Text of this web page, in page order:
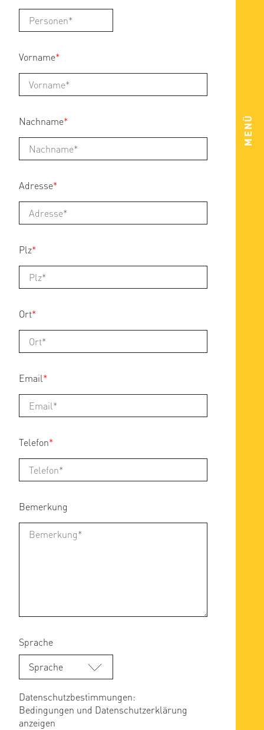
MENÜ
Vorname*
Nachname*
Adresse*
Plz*
Ort*
Email*
Telefon*
Bemerkung
Sprache
Sprache
Datenschutzbestimmungen:
Bedingungen und Datenschutzerklärung
anzeigen